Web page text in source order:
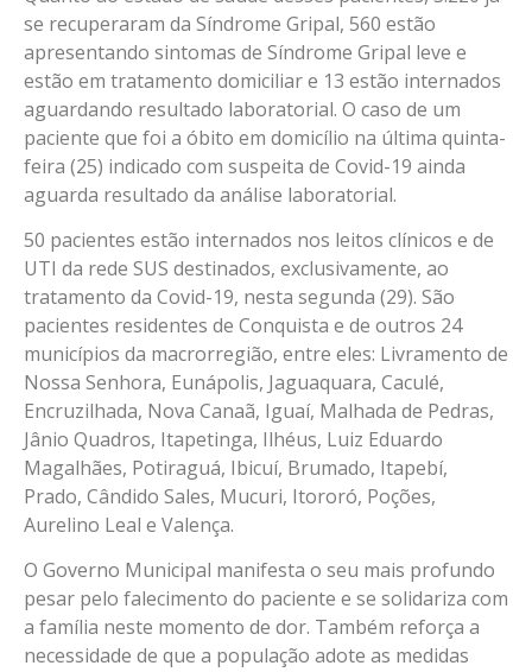
se recuperaram da Síndrome Gripal, 560 estão
apresentando sintomas de Síndrome Gripal leve e
estão em tratamento domiciliar e 13 estão internados
aguardando resultado laboratorial. O caso de um
paciente que foi a óbito em domicílio na última quinta-
feira (25) indicado com suspeita de Covid-19 ainda
aguarda resultado da análise laboratorial.
50 pacientes estão internados nos leitos clínicos e de
UTI da rede SUS destinados, exclusivamente, ao
tratamento da Covid-19, nesta segunda (29). São
pacientes residentes de Conquista e de outros 24
municípios da macrorregião, entre eles: Livramento de
Nossa Senhora, Eunápolis, Jaguaquara, Caculé,
Encruzilhada, Nova Canaã, Iguaí, Malhada de Pedras,
Jânio Quadros, Itapetinga, Ilhéus, Luiz Eduardo
Magalhães, Potiraguá, Ibicuí, Brumado, Itapebí,
Prado, Cândido Sales, Mucuri, Itororó, Poções,
Aurelino Leal e Valença.
O Governo Municipal manifesta o seu mais profundo
pesar pelo falecimento do paciente e se solidariza com
a família neste momento de dor. Também reforça a
necessidade de que a população adote as medidas